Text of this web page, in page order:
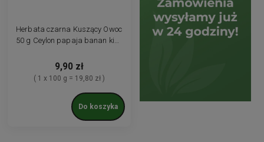
Herbata czarna Kuszący Owoc
50 g Ceylon papaja banan kiwi
9,90 zł
( 1 x 100 g = 19,80 zł )
Do koszyka